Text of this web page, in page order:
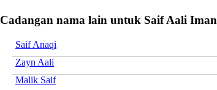
Cadangan nama lain untuk Saif Aali Iman
Saif Anaqi
Zayn Aali
Malik Saif